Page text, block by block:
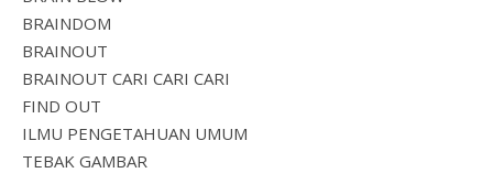
BRAINDOM
BRAINOUT
BRAINOUT CARI CARI CARI
FIND OUT
ILMU PENGETAHUAN UMUM
TEBAK GAMBAR